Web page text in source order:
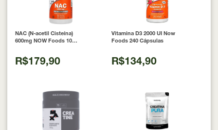
NAC (N-acetil Cisteína)
600mg NOW Foods 100
R$179,90
Vitamina D3 2000 UI Now
Foods 240 Cápsulas
R$134,90